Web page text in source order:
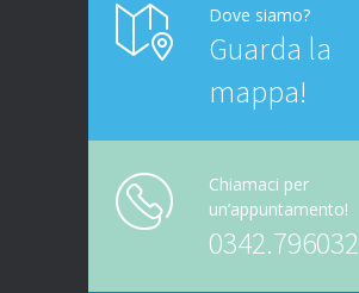
Dove siamo?
Guarda la
mappa!
Chiamaci per
un’appuntamento!
0342.796032